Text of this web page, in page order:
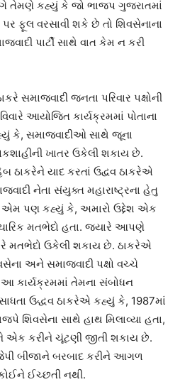
તેમણે કહ્યું કે જો ભાજપ ગુજરાતમાં
પર ફૂલ વરસાવી શકે છે તો શિવસેનાના
પાર્ટી સાથે વાત કેમ ન કરી
સમાજવાદી જનતા પરિવાર પક્ષોની
આયોજિત કાર્યક્રમમાં પોતાના
કે, સમાજવાદીઓ સાથે જૂના
ખાતર ઉકેલી શકાય છે.
ઠાકરેને યાદ કરતાં ઉદ્વવ ઠાકરેએ
નેતા સંયુક્ત મહારાષ્ટ્રના હેતુ
પણ કહ્યું કે, અમારો ઉદ્દેશ એક
મતભેદો હતા. જ્યારે આપણે
મતભેદો ઉકેલી શકાય છે. ઠાકરેએ
અને સમાજવાદી પક્ષો વચ્ચે
કાર્યક્રમમાં તેમના સંબોધન
ઉદ્ધવ ઠાકરેએ કહ્યું કે, 1987માં
શિવસેના સાથે હાથ મિલાવ્યા હતા,
એક કરીને ચૂંટણી જીતી શકાય છે.
બીજાને બરબાદ કરીને આગળ
ઈચ્છતી નથી.